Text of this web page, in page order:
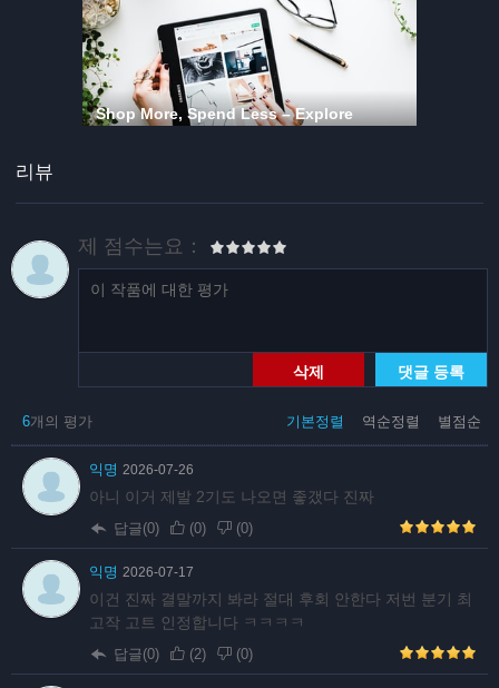
리뷰
제 점수는요：
삭제 댓글 등록
기본정렬 역순정렬 별점순
6개의 평가
익명 2026-07-26
아니 이거 제발 2기도 나오면 좋갰다 진짜
답글(0) (0) (0)
익명 2026-07-17
이건 진짜 결말까지 봐라 절대 후회 안한다 저번 분기 최
고작 고트 인정합니다 ㅋㅋㅋㅋ
답글(0) (2) (0)